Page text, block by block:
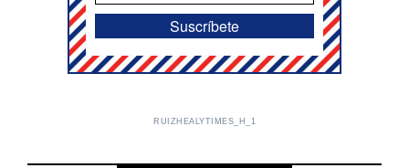
RUIZHEALYTIMES_H_1